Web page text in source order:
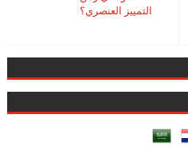
التمييز العنصري؟